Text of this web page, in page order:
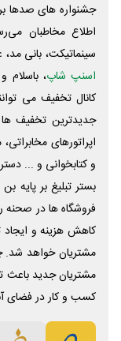
جشنواره های صدها
اطلاع مخاطبان
سینماتیکت، بانی مد،
اسنپ شاپ، باسلام و
کانال تخفیف می
جدیدترین تخفیف ها
اپراتورهای
و کتابخوانی و ...
بستر تبلیغ بر پایه
فروشگاه ها در صحنه
کاهش هزینه و
مشتریان خواهد
مشتریان جدید باعث
کسب و کار در فضای